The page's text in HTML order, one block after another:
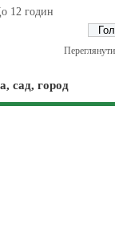
12 годин
сад, город